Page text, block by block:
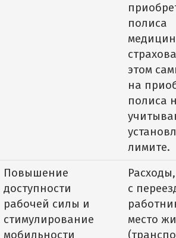
полиса
этом
на
полиса
лимите.
Повышение
доступности
рабочей силы и
стимулирование
мобильности
с
место